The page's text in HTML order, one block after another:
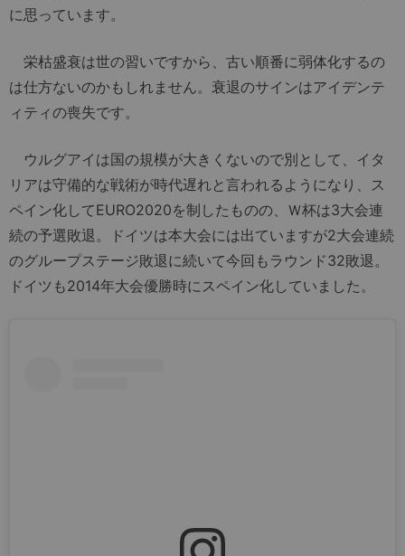
に思っています。
栄枯盛衰は世の習いですから、古い順番に弱体化するの
は仕方ないのかもしれません。衰退のサインはアイデンテ
ィティの喪失です。
ウルグアイは国の規模が大きくないので別として、イタ
リアは守備的な戦術が時代遅れと言われるようになり、ス
ペイン化してEURO2020を制したものの、Ｗ杯は3大会連
続の予選敗退。ドイツは本大会には出ていますが2大会連続
のグループステージ敗退に続いて今回もラウンド32敗退。
ドイツも2014年大会優勝時にスペイン化していました。